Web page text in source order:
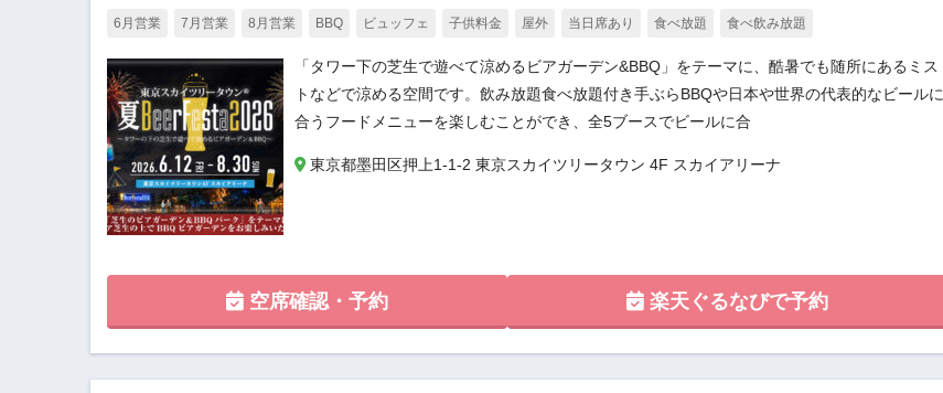
6月営業 7月営業 8月営業 BBQ ビュッフェ 子供料金 屋外 当日席あり 食べ放題 食べ飲み放題
「タワー下の芝生で遊べて涼めるビアガーデン&BBQ」をテーマに、酷暑でも随所にあるミス
トなどで涼める空間です。飲み放題食べ放題付き手ぶらBBQや日本や世界の代表的なビールに
合うフードメニューを楽しむことができ、全5ブースでビールに合
東京都墨田区押上1-1-2 東京スカイツリータウン 4F スカイアリーナ
空席確認・予約 楽天ぐるなびで予約